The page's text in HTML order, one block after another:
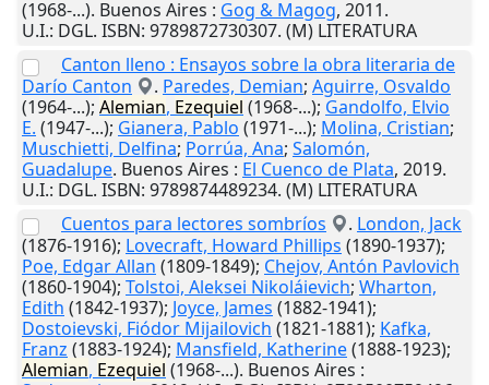
(1968-...). Buenos Aires : Gog & Magog, 2011.
U.I.: DGL. ISBN: 9789872730307. (M) LITERATURA
Canton lleno : Ensayos sobre la obra literaria de
Darío Canton
. Paredes, Demian; Aguirre, Osvaldo
(1964-...); Alemian, Ezequiel (1968-...); Gandolfo, Elvio
E. (1947-...); Gianera, Pablo (1971-...); Molina, Cristian;
Muschietti, Delfina; Porrúa, Ana; Salomón,
Guadalupe. Buenos Aires : El Cuenco de Plata, 2019.
U.I.: DGL. ISBN: 9789874489234. (M) LITERATURA
Cuentos para lectores sombríos
. London, Jack
(1876-1916); Lovecraft, Howard Phillips (1890-1937);
Poe, Edgar Allan (1809-1849); Chejov, Antón Pavlovich
(1860-1904); Tolstoi, Aleksei Nikoláievich; Wharton,
Edith (1842-1937); Joyce, James (1882-1941);
Dostoievski, Fiódor Mijailovich (1821-1881); Kafka,
Franz (1883-1924); Mansfield, Katherine(1888-1923);
Alemian, Ezequiel (1968-...). Buenos Aires :